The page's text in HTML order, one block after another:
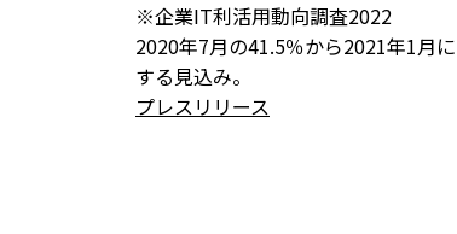
※企業IT利活用動向調査2022
2020年7月の41.5％から2021年1月
する見込み。
プレスリリース